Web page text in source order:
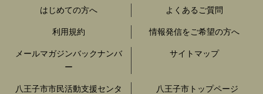
はじめての方へ よくあるご質問
利用規約 情報発信をご希望の方へ
メールマガジンバックナンバ
ー
サイトマップ
八王子市市民活動支援センタ 八王子市トップページ